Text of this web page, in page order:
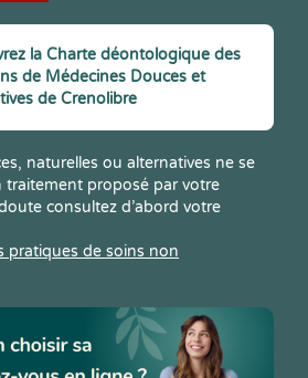
la Charte déontologique des
de Médecines Douces et
de Crenolibre
naturelles ou alternatives ne se
proposé par votre
consultez d’abord votre
pratiques de soins non